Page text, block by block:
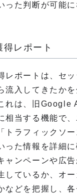
った判断が可能に
得レポート
レポートは、セ
流入してきたか
れは、旧Google
相当する機能で
トラフィックソ
った情報を詳細に
ャンペーンや広
しているか、オ
などを把握し、